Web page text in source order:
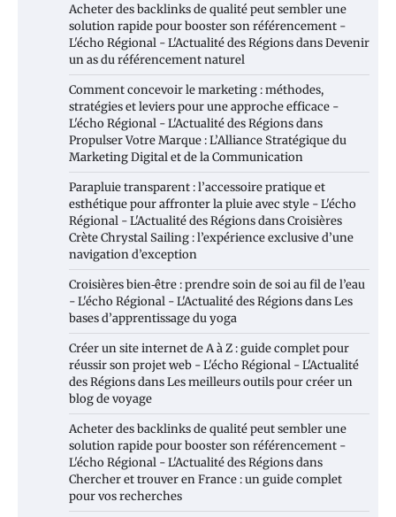
Acheter des backlinks de qualité peut sembler une
solution rapide pour booster son référencement -
L'écho Régional - L'Actualité des RégionsdansDevenir
un as du référencement naturel
Comment concevoir le marketing : méthodes,
stratégies et leviers pour une approche efficace -
L'écho Régional - L'Actualité des Régionsdans
Propulser Votre Marque : L’Alliance Stratégique du
Marketing Digital et de la Communication
Parapluie transparent : l’accessoire pratique et
esthétique pour affronter la pluie avec style - L'écho
Régional - L'Actualité des RégionsdansCroisières
Crète Chrystal Sailing : l’expérience exclusive d’une
navigation d’exception
Croisières bien‑être : prendre soin de soi au fil de l’eau
- L'écho Régional - L'Actualité des RégionsdansLes
bases d’apprentissage du yoga
Créer un site internet de A à Z : guide complet pour
réussir son projet web - L'écho Régional - L'Actualité
des RégionsdansLes meilleurs outils pour créer un
blog de voyage
Acheter des backlinks de qualité peut sembler une
solution rapide pour booster son référencement -
L'écho Régional - L'Actualité des Régionsdans
Chercher et trouver en France : un guide complet
pour vos recherches